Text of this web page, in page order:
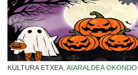
KULTURA ETXEA, AIARALDEA OKONDO